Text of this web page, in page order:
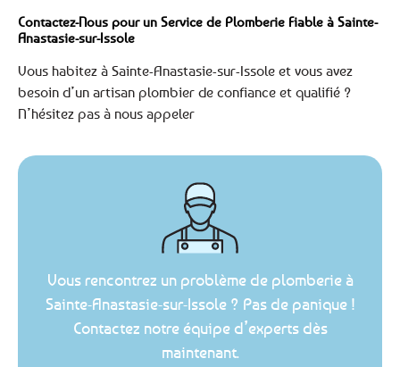
Contactez-Nous pour un Service de Plomberie Fiable à Sainte-
Anastasie-sur-Issole
Vous habitez à Sainte-Anastasie-sur-Issole et vous avez
besoin d’un artisan plombier de confiance et qualifié ?
N’hésitez pas à nous appeler
Vous rencontrez un problème de plomberie à
Sainte-Anastasie-sur-Issole ? Pas de panique !
Contactez notre équipe d’experts dès
maintenant.